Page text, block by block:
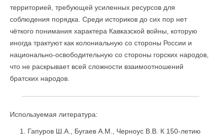
территорией, требующей усиленных ресурсов для
соблюдения порядка. Среди историков до сих пор нет
чёткого понимания характера Кавказской войны, которую
иногда трактуют как колониальную со стороны России и
национально-освободительную со стороны горских народов,
что не раскрывает всей сложности взаимоотношений
братских народов.
Используемая литература:
Гапуров Ш.А., Бугаев А.М., Черноус В.В. К 150-летию